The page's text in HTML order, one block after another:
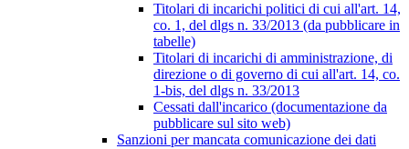
Titolari di incarichi politici di cui all'art. 14,
co. 1, del dlgs n. 33/2013 (da pubblicare in
tabelle)
Titolari di incarichi di amministrazione, di
direzione o di governo di cui all'art. 14, co.
1-bis, del dlgs n. 33/2013
Cessati dall'incarico (documentazione da
pubblicare sul sito web)
Sanzioni per mancata comunicazione dei dati